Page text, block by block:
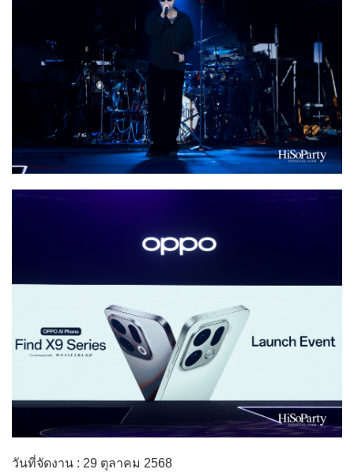
วันที่จัดงาน : 29 ตุลาคม 2568